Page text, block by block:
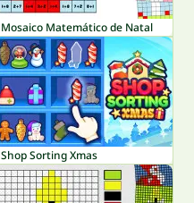
Mosaico Matemático de Natal
Shop Sorting Xmas